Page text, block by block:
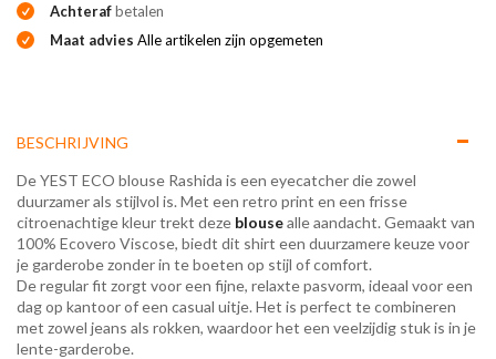
Achterafbetalen
Maat advies Alle artikelen zijn opgemeten
BESCHRIJVING
De YEST ECO blouse Rashida is een eyecatcher die zowel
duurzamer als stijlvol is. Met een retro print en een frisse
citroenachtige kleur trekt deze blousealle aandacht. Gemaakt van
100% Ecovero Viscose, biedt dit shirt een duurzamere keuze voor
je garderobe zonder in te boeten op stijl of comfort.
De regular fit zorgt voor een fijne, relaxte pasvorm, ideaal voor een
dag op kantoor of een casual uitje. Het is perfect te combineren
met zowel jeans als rokken, waardoor het een veelzijdig stuk is in je
lente-garderobe.